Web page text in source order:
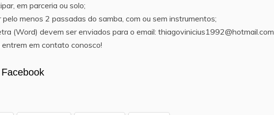
em parceria ou solo;
menos 2 passadas do samba, com ou sem instrumentos;
(Word) devem ser enviados para o email: thiagovinicius1992@hotmail.com
em contato conosco!